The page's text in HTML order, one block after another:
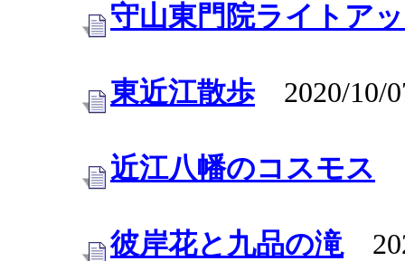
守山東門院ライトア
東近江散歩 2020/10/
近江八幡のコスモス
彼岸花と九品の滝